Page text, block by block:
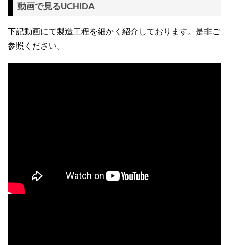
動画で見るUCHIDA
下記動画にて製造工程を細かく紹介しております。是非ご
参照ください。